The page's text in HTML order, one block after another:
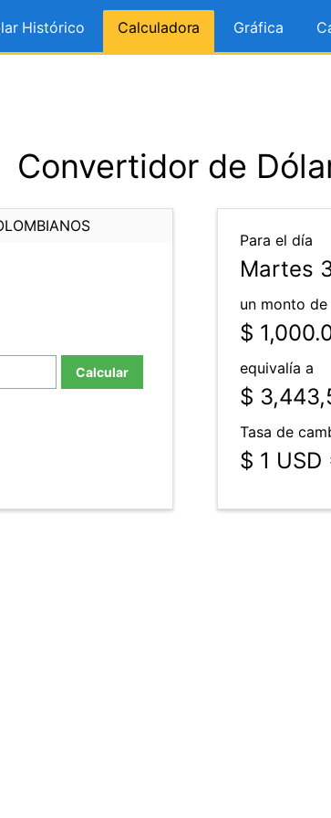
Histórico Calculadora Gráfica
Convertidor de
Calcular
Para el día
Martes
un monto de
$
equivalía a
$
Tasa de
$ 1